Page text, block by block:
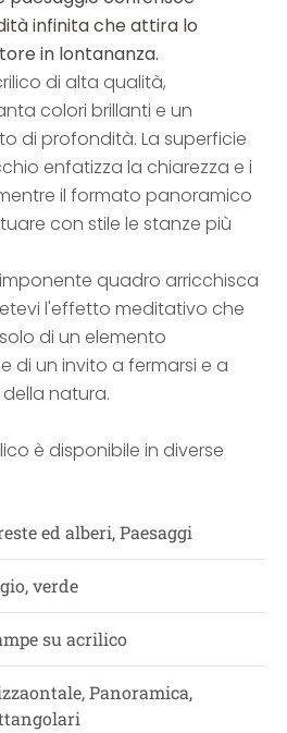
infinita che attira lo
in lontananza.
di alta qualità,
colori brillanti e un
di profondità. La superficie
enfatizza la chiarezza e i
il formato panoramico
con stile le stanze più
quadro arricchisca
l'effetto meditativo che
di un elemento
di un invito a fermarsi e a
natura.
è disponibile in diverse
ed alberi, Paesaggi
verde
su acrilico
Panoramica,